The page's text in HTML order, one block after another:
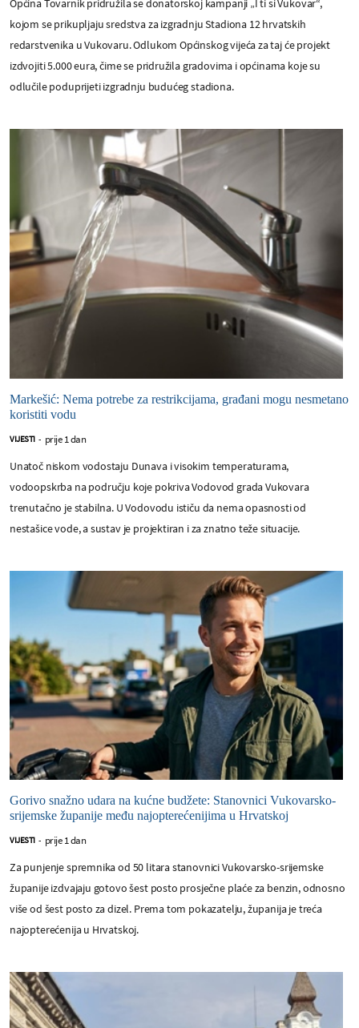
Općina Tovarnik pridružila se donatorskoj kampanji „I ti si Vukovar“,
kojom se prikupljaju sredstva za izgradnju Stadiona 12 hrvatskih
redarstvenika u Vukovaru. Odlukom Općinskog vijeća za taj će projekt
izdvojiti 5.000 eura, čime se pridružila gradovima i općinama koje su
odlučile poduprijeti izgradnju budućeg stadiona.
Markešić: Nema potrebe za restrikcijama, građani mogu nesmetano
koristiti vodu
VIJESTI - prije 1 dan
Unatoč niskom vodostaju Dunava i visokim temperaturama,
vodoopskrba na području koje pokriva Vodovod grada Vukovara
trenutačno je stabilna. U Vodovodu ističu da nema opasnosti od
nestašice vode, a sustav je projektiran i za znatno teže situacije.
Gorivo snažno udara na kućne budžete: Stanovnici Vukovarsko-
srijemske županije među najopterećenijima u Hrvatskoj
VIJESTI - prije 1 dan
Za punjenje spremnika od 50 litara stanovnici Vukovarsko-srijemske
županije izdvajaju gotovo šest posto prosječne plaće za benzin, odnosno
više od šest posto za dizel. Prema tom pokazatelju, županija je treća
najopterećenija u Hrvatskoj.